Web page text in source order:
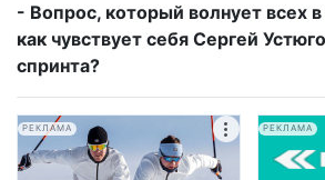
- Вопрос, который волнует всех
как чувствует себя Сергей
спринта?
РЕКЛАМА РЕКЛАМА